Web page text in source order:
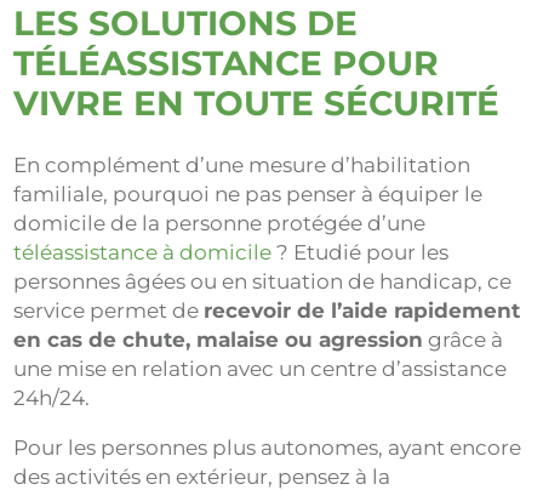
LES SOLUTIONS DE
TÉLÉASSISTANCE POUR
VIVRE EN TOUTE SÉCURITÉ
En complément d’une mesure d’habilitation
familiale, pourquoi ne pas penser à équiper le
domicile de la personne protégée d’une
téléassistance à domicile ? Etudié pour les
personnes âgées ou en situation de handicap, ce
service permet de recevoir de l’aide rapidement
en cas de chute, malaise ou agression grâce à
une mise en relation avec un centre d’assistance
24h/24.
Pour les personnes plus autonomes, ayant encore
des activités en extérieur, pensez à la